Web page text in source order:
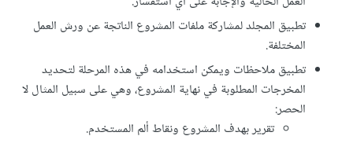
تطبيق المجلد لمشاركة ملفات المشروع الناتجة عن ورش العمل
المختلفة.
تطبيق ملاحظات ويمكن استخدامه في هذه المرحلة لتحديد
المخرجات المطلوبة في نهاية المشروع، وهي على سبيل المثال لا
الحصر:
تقرير بهدف المشروع ونقاط ألم المستخدم.